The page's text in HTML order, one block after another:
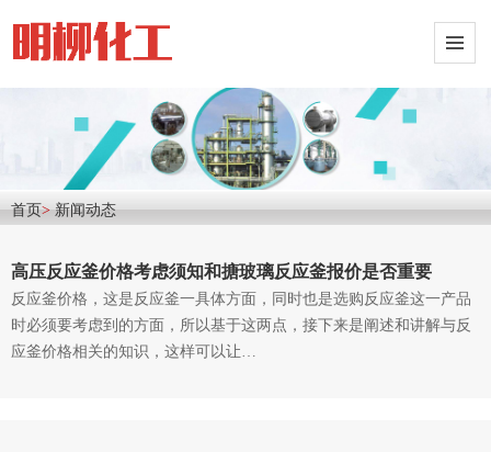
首页>新闻动态
高压反应釜价格考虑须知和搪玻璃反应釜报价是否重要
反应釜价格，这是反应釜一具体方面，同时也是选购反应釜这一产品
时必须要考虑到的方面，所以基于这两点，接下来是阐述和讲解与反
应釜价格相关的知识，这样可以让…